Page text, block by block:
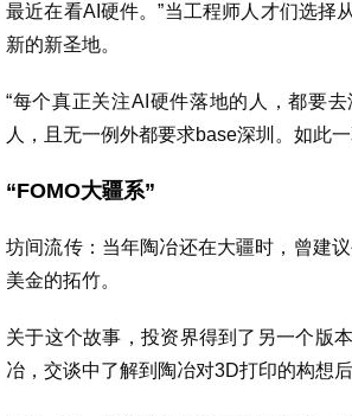
最近在看AI硬件。”当工程师人才们选择
新的新圣地。
“每个真正关注AI硬件落地的人，都要
人，且无一例外都要求base深圳。如此
“FOMO大疆系”
坊间流传：当年陶冶还在大疆时，曾建
美金的拓竹。
关于这个故事，投资界得到了另一个版
冶，交谈中了解到陶冶对3D打印的构想